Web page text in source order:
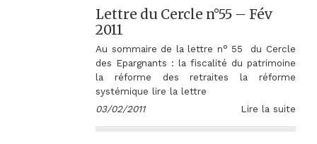
Lettre du Cercle n°55 – Fév
2011
Au sommaire de la lettre n° 55 du Cercle
des Epargnants : la fiscalité du patrimoine
la réforme des retraites la réforme
systémique lire la lettre
03/02/2011
Lire la suite